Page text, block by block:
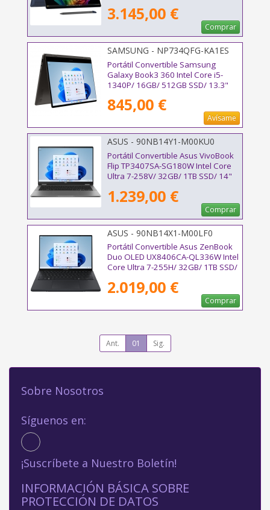
3.145,00 €
Comprar
SAMSUNG - NP734QFG-KA1ES
Portátil Convertible Samsung
Galaxy Book3 360 Intel Core i5-
1340P/ 16GB/ 512GB SSD/ 13.3"
845,00 €
Avísame
ASUS - 90NB14Y1-M00KU0
Portátil Convertible Asus VivoBook
Flip TP3407SA-SG180W Intel Core
Ultra 7-258V/ 32GB/ 1TB SSD/ 14"
1.239,00 €
Comprar
ASUS - 90NB14X1-M00LF0
Portátil Convertible Asus ZenBook
Duo OLED UX8406CA-QL336W Intel
Core Ultra 7-255H/ 32GB/ 1TB SSD/
2.019,00 €
Comprar
Ant. 01 Sig.
Sobre Nosotros
Síguenos en:
¡Suscríbete a Nuestro Boletín!
INFORMACIÓN BÁSICA SOBRE
PROTECCIÓN DE DATOS